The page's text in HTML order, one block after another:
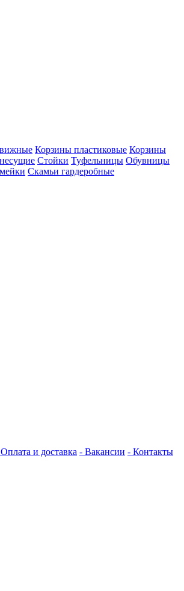
Корзины пластиковые Корзины
Стойки Туфельницы Обувницы
Скамьи гардеробные
и доставка - Вакансии - Контакты